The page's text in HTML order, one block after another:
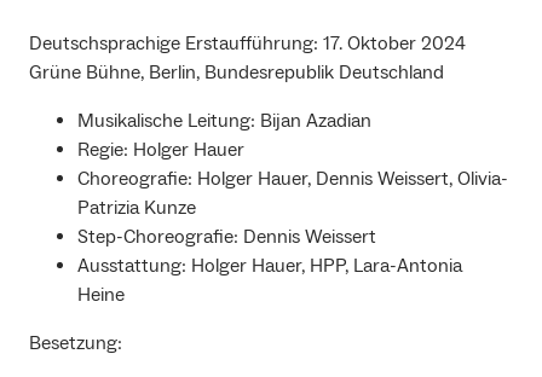
Deutschsprachige Erstaufführung: 17. Oktober 2024
Grüne Bühne, Berlin, Bundesrepublik Deutschland
Musikalische Leitung: Bijan Azadian
Regie: Holger Hauer
Choreografie: Holger Hauer, Dennis Weissert, Olivia-
Patrizia Kunze
Step-Choreografie: Dennis Weissert
Ausstattung: Holger Hauer, HPP, Lara-Antonia
Heine
Besetzung: